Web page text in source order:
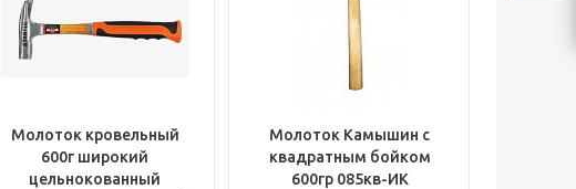
Молоток кровельный
600г широкий
цельнокованный
Молоток Камышин с
квадратным бойком
600гр 085кв-ИК